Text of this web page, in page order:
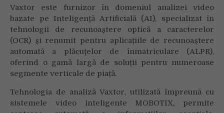
Vaxtor este furnizor în domeniul analizei video
bazate pe Inteligență Artificială (AI), specializat în
tehnologii de recunoaștere optică a caracterelor
(OCR) și renumit pentru aplicațiile de recunoaștere
automată a plăcuțelor de înmatriculare (ALPR),
oferind o gamă largă de soluții pentru numeroase
segmente verticale de piață.
Tehnologia de analiză Vaxtor, utilizată împreună cu
sistemele video inteligente MOBOTIX, permite